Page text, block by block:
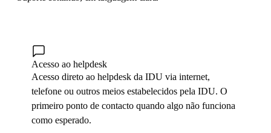
Acesso ao helpdesk
Acesso direto ao helpdesk da IDU via internet,
telefone ou outros meios estabelecidos pela IDU. O
primeiro ponto de contacto quando algo não funciona
como esperado.